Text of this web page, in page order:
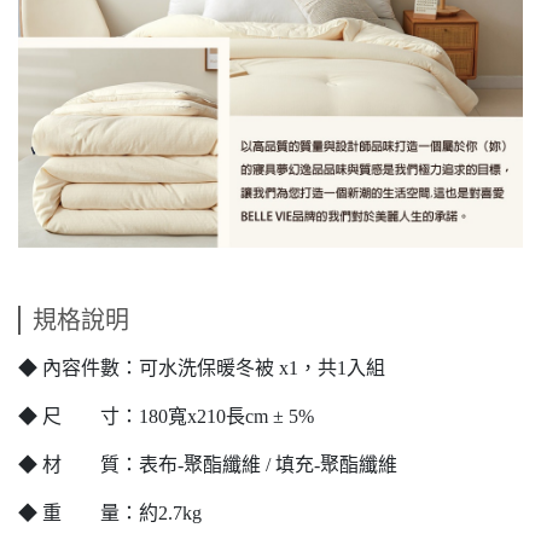
規格說明
◆ 內容件數：可水洗保暖冬被 x1，共1入組
◆ 尺 寸：180寬x210長cm ± 5%
◆ 材 質：表布-聚酯纖維 / 填充-聚酯纖維
◆ 重 量：約2.7kg